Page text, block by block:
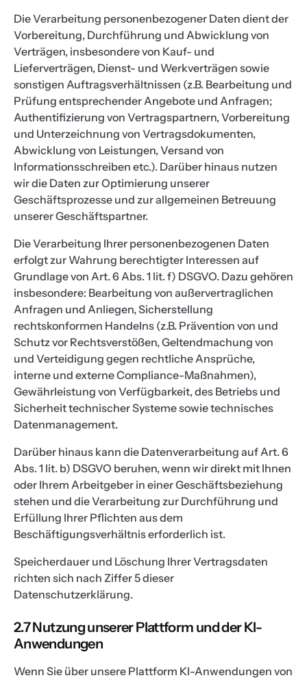
Die Verarbeitung personenbezogener Daten dient der
Vorbereitung, Durchführung und Abwicklung von
Verträgen, insbesondere von Kauf- und
Lieferverträgen, Dienst- und Werkverträgen sowie
sonstigen Auftragsverhältnissen (z.B. Bearbeitung und
Prüfung entsprechender Angebote und Anfragen;
Authentifizierung von Vertragspartnern, Vorbereitung
und Unterzeichnung von Vertragsdokumenten,
Abwicklung von Leistungen, Versand von
Informationsschreiben etc.). Darüber hinaus nutzen
wir die Daten zur Optimierung unserer
Geschäftsprozesse und zur allgemeinen Betreuung
unserer Geschäftspartner.
Die Verarbeitung Ihrer personenbezogenen Daten
erfolgt zur Wahrung berechtigter Interessen auf
Grundlage von Art. 6 Abs. 1 lit. f) DSGVO. Dazu gehören
insbesondere: Bearbeitung von außervertraglichen
Anfragen und Anliegen, Sicherstellung
rechtskonformen Handelns (z.B. Prävention von und
Schutz vor Rechtsverstößen, Geltendmachung von
und Verteidigung gegen rechtliche Ansprüche,
interne und externe Compliance-Maßnahmen),
Gewährleistung von Verfügbarkeit, des Betriebs und
Sicherheit technischer Systeme sowie technisches
Datenmanagement.
Darüber hinaus kann die Datenverarbeitung auf Art. 6
Abs. 1 lit. b) DSGVO beruhen, wenn wir direkt mit Ihnen
oder Ihrem Arbeitgeber in einer Geschäftsbeziehung
stehen und die Verarbeitung zur Durchführung und
Erfüllung Ihrer Pflichten aus dem
Beschäftigungsverhältnis erforderlich ist.
Speicherdauer und Löschung Ihrer Vertragsdaten
richten sich nach Ziffer 5 dieser
Datenschutzerklärung.
2.7 Nutzung unserer Plattform und der KI-
Anwendungen
Wenn Sie über unsere Plattform KI-Anwendungen von